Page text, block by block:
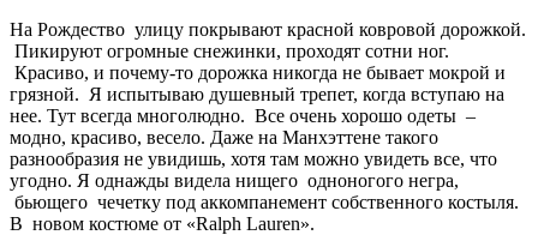
На Рождество улицу покрывают красной ковровой дорожкой.
Пикируют огромные снежинки, проходят сотни ног.
Красиво, и почему-то дорожка никогда не бывает мокрой и
грязной. Я испытываю душевный трепет, когда вступаю на
нее. Тут всегда многолюдно. Все очень хорошо одеты –
модно, красиво, весело. Даже на Манхэттене такого
разнообразия не увидишь, хотя там можно увидеть все, что
угодно. Я однажды видела нищего одноногого негра,
бьющего чечетку под аккомпанемент собственного костыля.
В новом костюме от «Ralph Lauren».